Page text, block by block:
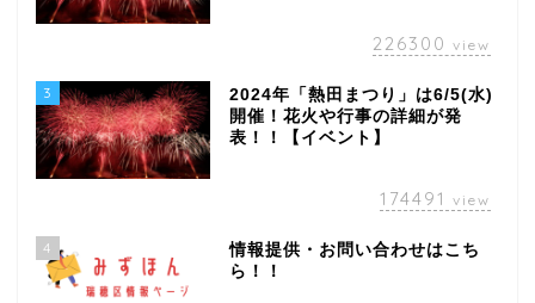
226300 view
3
2024年「熱田まつり」は6/5(水)
開催！花火や行事の詳細が発
表！！【イベント】
174491 view
4
情報提供・お問い合わせはこち
ら！！